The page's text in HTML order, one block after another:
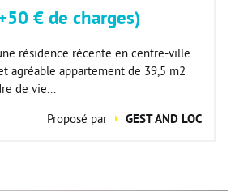
€ de charges)
résidence récente en centre-ville
agréable appartement de 39,5 m2
de vie...
Proposé par
GEST AND LOC